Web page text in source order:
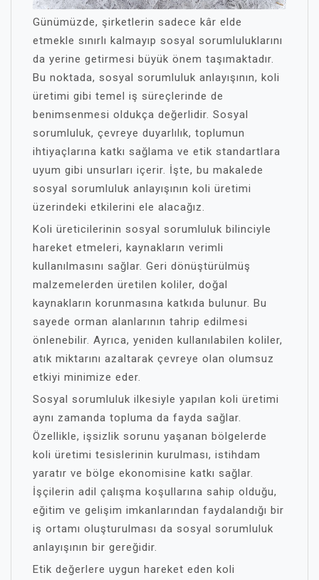
Günümüzde, şirketlerin sadece kâr elde
etmekle sınırlı kalmayıp sosyal sorumluluklarını
da yerine getirmesi büyük önem taşımaktadır.
Bu noktada, sosyal sorumluluk anlayışının, koli
üretimi gibi temel iş süreçlerinde de
benimsenmesi oldukça değerlidir. Sosyal
sorumluluk, çevreye duyarlılık, toplumun
ihtiyaçlarına katkı sağlama ve etik standartlara
uyum gibi unsurları içerir. İşte, bu makalede
sosyal sorumluluk anlayışının koli üretimi
üzerindeki etkilerini ele alacağız.
Koli üreticilerinin sosyal sorumluluk bilinciyle
hareket etmeleri, kaynakların verimli
kullanılmasını sağlar. Geri dönüştürülmüş
malzemelerden üretilen koliler, doğal
kaynakların korunmasına katkıda bulunur. Bu
sayede orman alanlarının tahrip edilmesi
önlenebilir. Ayrıca, yeniden kullanılabilen koliler,
atık miktarını azaltarak çevreye olan olumsuz
etkiyi minimize eder.
Sosyal sorumluluk ilkesiyle yapılan koli üretimi
aynı zamanda topluma da fayda sağlar.
Özellikle, işsizlik sorunu yaşanan bölgelerde
koli üretimi tesislerinin kurulması, istihdam
yaratır ve bölge ekonomisine katkı sağlar.
İşçilerin adil çalışma koşullarına sahip olduğu,
eğitim ve gelişim imkanlarından faydalandığı bir
iş ortamı oluşturulması da sosyal sorumluluk
anlayışının bir gereğidir.
Etik değerlere uygun hareket eden koli